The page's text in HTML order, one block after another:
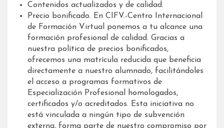
Contenidos actualizados y de calidad.
Precio bonificado. En CIFV.-Centro Internacional
de Formación Virtual ponemos a tu alcance una
formación profesional de calidad. Gracias a
nuestra política de precios bonificados,
ofrecemos una matrícula reducida que beneficia
directamente a nuestro alumnado, facilitándoles
el acceso a programas formativos de
Especialización Profesional homologados,
certificados y/o acreditados. Esta iniciativa no
está vinculada a ningún tipo de subvención
externa, forma parte de nuestro compromiso por